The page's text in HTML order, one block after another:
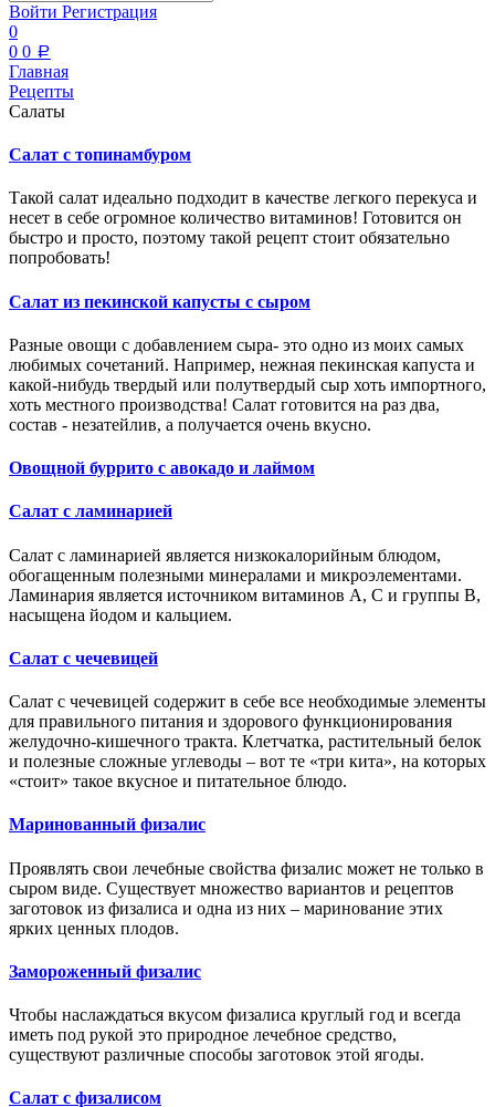
Войти Регистрация
0
0 0 a
Главная
Рецепты
Салаты
Салат с топинамбуром
Такой салат идеально подходит в качестве легкого перекуса и
несет в себе огромное количество витаминов! Готовится он
быстро и просто, поэтому такой рецепт стоит обязательно
попробовать!
Салат из пекинской капусты с сыром
Разные овощи с добавлением сыра- это одно из моих самых
любимых сочетаний. Например, нежная пекинская капуста и
какой-нибудь твердый или полутвердый сыр хоть импортного,
хоть местного производства! Салат готовится на раз два,
состав - незатейлив, а получается очень вкусно.
Овощной буррито с авокадо и лаймом
Салат с ламинарией
Салат с ламинарией является низкокалорийным блюдом,
обогащенным полезными минералами и микроэлементами.
Ламинария является источником витаминов А, С и группы В,
насыщена йодом и кальцием.
Салат с чечевицей
Салат с чечевицей содержит в себе все необходимые элементы
для правильного питания и здорового функционирования
желудочно-кишечного тракта. Клетчатка, растительный белок
и полезные сложные углеводы – вот те «три кита», на которых
«стоит» такое вкусное и питательное блюдо.
Маринованный физалис
Проявлять свои лечебные свойства физалис может не только в
сыром виде. Существует множество вариантов и рецептов
заготовок из физалиса и одна из них – маринование этих
ярких ценных плодов.
Замороженный физалис
Чтобы наслаждаться вкусом физалиса круглый год и всегда
иметь под рукой это природное лечебное средство,
существуют различные способы заготовок этой ягоды.
Салат с физалисом